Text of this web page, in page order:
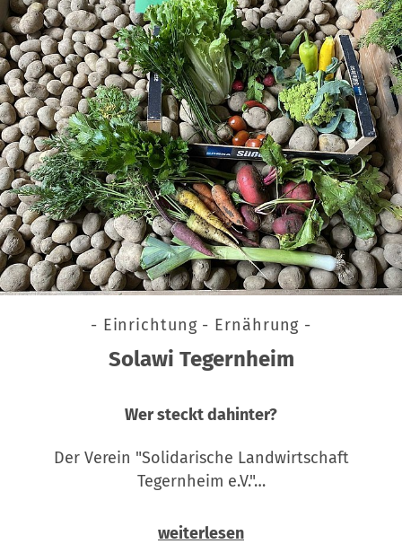
- Einrichtung - Ernährung -
Solawi Tegernheim
Wer steckt dahinter?
Der Verein "Solidarische Landwirtschaft
Tegernheim e.V."…
weiterlesen